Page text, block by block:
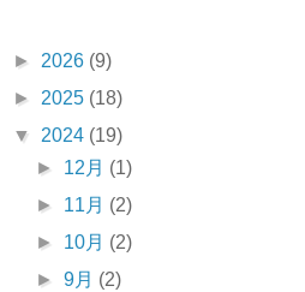
► 2026 (9)
► 2025 (18)
▼ 2024 (19)
► 12月 (1)
► 11月 (2)
► 10月 (2)
►9月 (2)